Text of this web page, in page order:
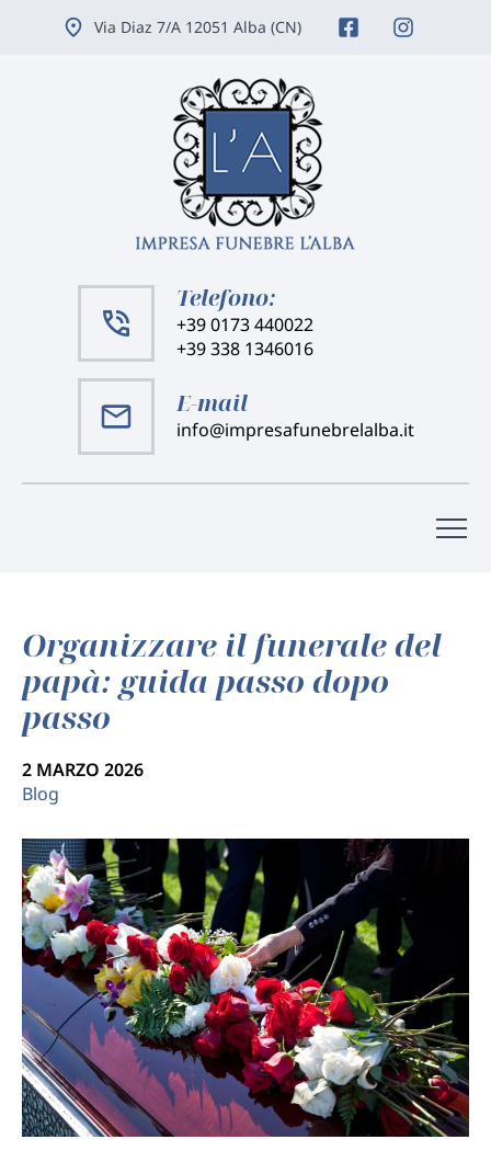
Via Diaz 7/A 12051 Alba (CN)
Telefono:
+39 0173 440022
+39 338 1346016
E-mail
info@impresafunebrelalba.it
Organizzare il funerale del
papà: guida passo dopo
passo
2 MARZO 2026
Blog